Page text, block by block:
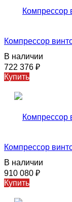
Компрессор
В наличии
722 376 ₽
Купить
Компрессор
В наличии
910 080 ₽
Купить